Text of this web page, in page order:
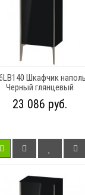
Шкафчик
Черный глянцевый
23 086 руб.